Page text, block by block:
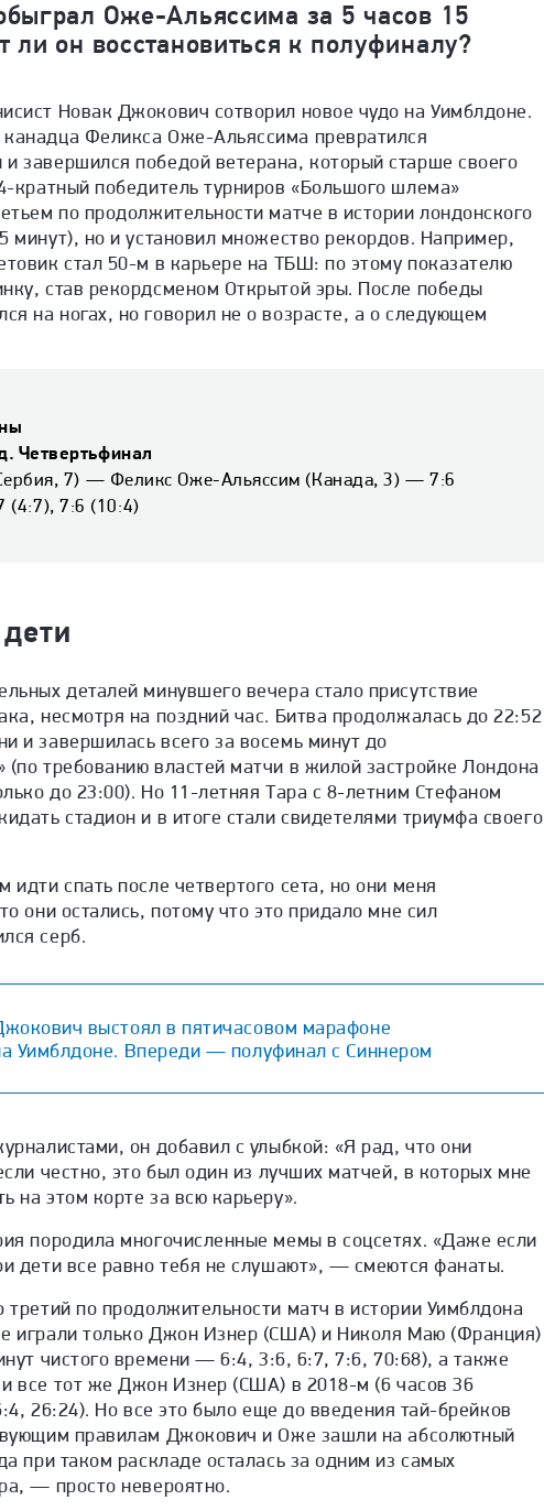
Оже-Альяссима за 5 часов 15
ли он восстановиться к полуфиналу?
Новак Джокович сотворил новое чудо на Уимблдоне.
Феликса Оже-Альяссима превратился
завершился победой ветерана, который старше своего
кратный победитель турниров «Большого шлема»
по продолжительности матче в истории лондонского
минут), но и установил множество рекордов. Например,
стал 50-м в карьере на ТБШ: по этому показателю
став рекордсменом Открытой эры. После победы
на ногах, но говорил не о возрасте, а о следующем
Четвертьфинал
7) — Феликс Оже-Альяссим (Канада, 3) — 7:6
(4:7), 7:6 (10:4)
деталей минувшего вечера стало присутствие
несмотря на поздний час. Битва продолжалась до 22:52
и завершилась всего за восемь минут до
(по требованию властей матчи в жилой застройке Лондона
до 23:00). Но 11-летняя Тара с 8-летним Стефаном
стадион и в итоге стали свидетелями триумфа своего
идти спать после четвертого сета, но они меня
они остались, потому что это придало мне сил
серб.
выстоял в пятичасовом марафоне
Уимблдоне. Впереди — полуфинал с Синнером
он добавил с улыбкой: «Я рад, что они
честно, это был один из лучших матчей, в которых мне
на этом корте за всю карьеру».
породила многочисленные мемы в соцсетях. «Даже если
дети все равно тебя не слушают», — смеются фанаты.
по продолжительности матч в истории Уимблдона
играли только Джон Изнер (США) и Николя Маю (Франция)
чистого времени — 6:4, 3:6, 6:7, 7:6, 70:68), а также
все тот же Джон Изнер (США) в 2018-м (6 часов 36
26:24). Но все это было еще до введения тай-брейков
правилам Джокович и Оже зашли на абсолютный
при таком раскладе осталась за одним из самых
— просто невероятно.